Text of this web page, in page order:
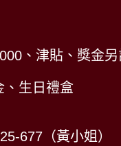
、津貼、獎金另
、生日禮盒
677（黃小姐）